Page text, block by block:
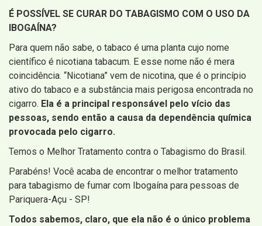
É POSSÍVEL SE CURAR DO TABAGISMO COM O USO DA
IBOGAÍNA?
Para quem não sabe, o tabaco é uma planta cujo nome
científico é nicotiana tabacum. E esse nome não é mera
coincidência. “Nicotiana” vem de nicotina, que é o princípio
ativo do tabaco e a substância mais perigosa encontrada no
cigarro. Ela é a principal responsável pelo vício das
pessoas, sendo então a causa da dependência química
provocada pelo cigarro.
Temos o Melhor Tratamento contra o Tabagismo do Brasil.
Parabéns! Você acaba de encontrar o melhor tratamento
para tabagismo de fumar com Ibogaína para pessoas de
Pariquera-Açu - SP!
Todos sabemos, claro, que ela não é o único problema